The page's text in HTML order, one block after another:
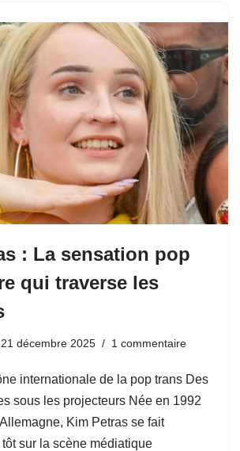
: La sensation pop
qui traverse les
21 décembre 2025 1 commentaire
internationale de la pop trans Des
sous les projecteurs Née en 1992
Kim Petras se fait
sur la scène médiatique